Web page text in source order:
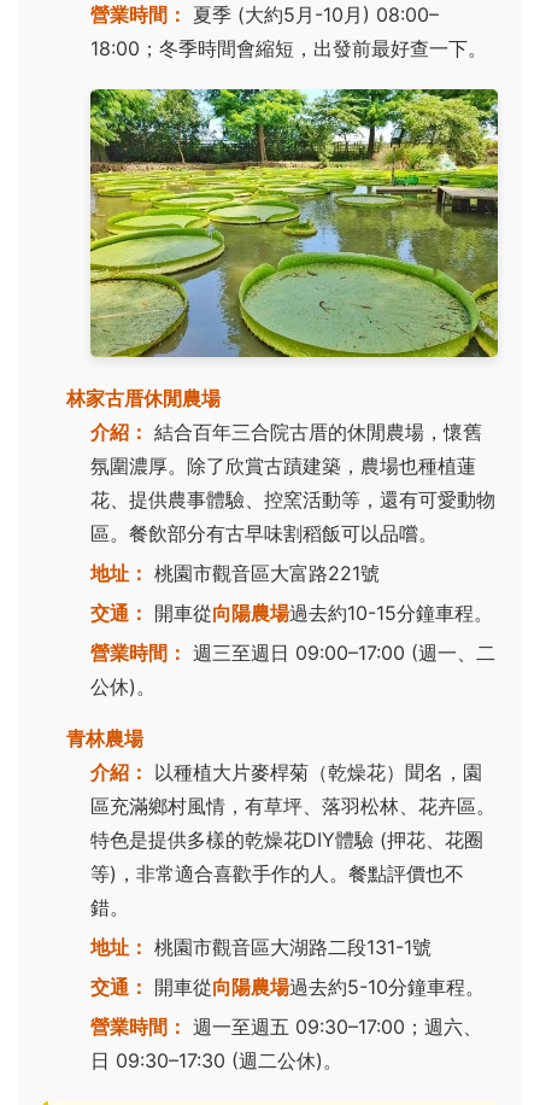
營業時間： 夏季 (大約5月-10月) 08:00–
18:00；冬季時間會縮短，出發前最好查一下。
林家古厝休閒農場
介紹： 結合百年三合院古厝的休閒農場，懷舊
氛圍濃厚。除了欣賞古蹟建築，農場也種植蓮
花、提供農事體驗、控窯活動等，還有可愛動物
區。餐飲部分有古早味割稻飯可以品嚐。
地址： 桃園市觀音區大富路221號
交通： 開車從向陽農場過去約10-15分鐘車程。
營業時間： 週三至週日 09:00–17:00 (週一、二
公休)。
青林農場
介紹： 以種植大片麥桿菊（乾燥花）聞名，園
區充滿鄉村風情，有草坪、落羽松林、花卉區。
特色是提供多樣的乾燥花DIY體驗 (押花、花圈
等)，非常適合喜歡手作的人。餐點評價也不
錯。
地址： 桃園市觀音區大湖路二段131-1號
交通： 開車從向陽農場過去約5-10分鐘車程。
營業時間： 週一至週五 09:30–17:00；週六、
日 09:30–17:30 (週二公休)。